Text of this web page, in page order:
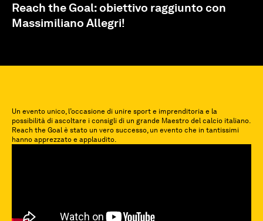
Reach the Goal: obiettivo raggiunto con
Massimiliano Allegri!
Un evento unico, l’occasione di unire sport e imprenditoria e la
possibilità di ascoltare i consigli di un grande Maestro del calcio italiano.
Reach the Goal è stato un vero successo, un evento che in tantissimi
hanno apprezzato e applaudito.